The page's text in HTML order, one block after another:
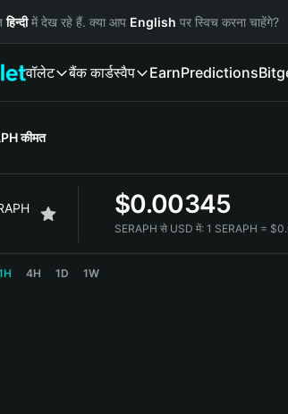
हिन्दीमें देख रहे हैं. क्या आप English पर स्विच करना चाहेंगे?
वॉलेट बैंक कार्डस्वैप EarnPredictions
कीमत
$0.00345
SERAPH से USD में: 1 SERAPH =
4H 1D 1W